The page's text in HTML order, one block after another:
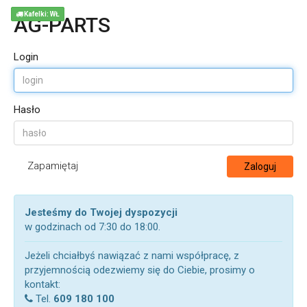
AG-PARTS
Login
Hasło
Zapamiętaj Zaloguj
Jesteśmy do Twojej dyspozycji
w godzinach od 7:30 do 18:00.
Jeżeli chciałbyś nawiązać z nami współpracę, z
przyjemnością odezwiemy się do Ciebie, prosimy o
kontakt:
Tel. 609 180 100
Kafelki: WŁ